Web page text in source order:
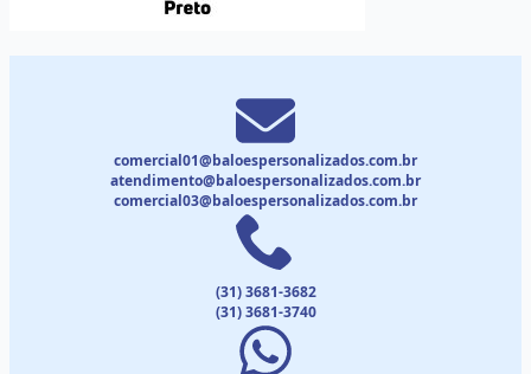
comercial01@baloespersonalizados.com.br
atendimento@baloespersonalizados.com.br
comercial03@baloespersonalizados.com.br
(31) 3681-3682
(31) 3681-3740